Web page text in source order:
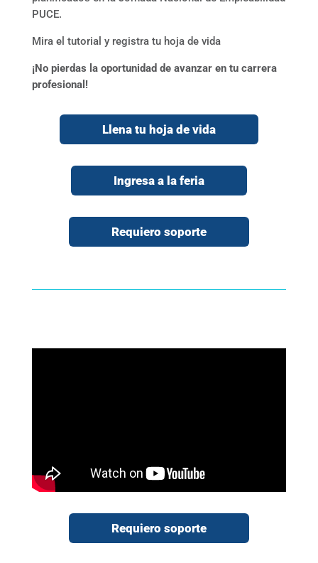
PUCE.
Mira el tutorial y registra tu hoja de vida
¡No pierdas la oportunidad de avanzar en tu carrera
profesional!
Llena tu hoja de vida
Ingresa a la feria
Requiero soporte
Requiero soporte